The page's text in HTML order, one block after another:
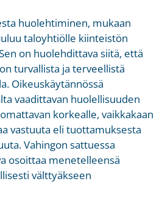
huolehtiminen, mukaan
taloyhtiölle kiinteistön
on huolehdittava siitä, että
turvallista ja terveellistä
Oikeuskäytännössä
vaadittavan huolellisuuden
korkealle, vaikkakaan
vastuuta eli tuottamuksesta
Vahingon sattuessa
osoittaa menetelleensä
välttyäkseen